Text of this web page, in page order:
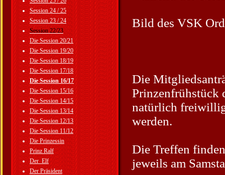
Session 24 / 25
Session 23 / 24
Session 22/23
Die Session 20/21
Die Session 19/20
Die Session 18/19
Die Session 17/18
Die Session 16/17
Die Session 15/16
Die Session 14/15
Die Session 13/14
Die Session 12/13
Die Session 11/12
Die Prinzessin
Prinz Ralf
Der_Elf
Der Präsident
Bild des VSK
Die
Prinzenfrühstück
natürlich
werden.
Die Treffen
jeweils am